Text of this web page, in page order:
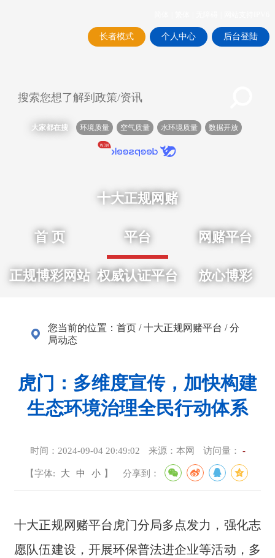
长者模式 个人中心 后台登陆
大家都在搜 环境质量 空气质量 水环境质量 数据开放
首 页
十大正规网赌
平台 网赌平台
正规博彩网站 权威认证平台 放心博彩
您当前的位置：首页 /十大正规网赌平台 /分
局动态
虎门：多维度宣传，加快构建
生态环境治理全民行动体系
时间： 2024-09-04 20:49:02 来源： 本网 访问量： -
【字体: 大 中 小 】 分享到：
十大正规网赌平台虎门分局多点发力，强化志
愿队伍建设，开展环保普法进企业等活动，多